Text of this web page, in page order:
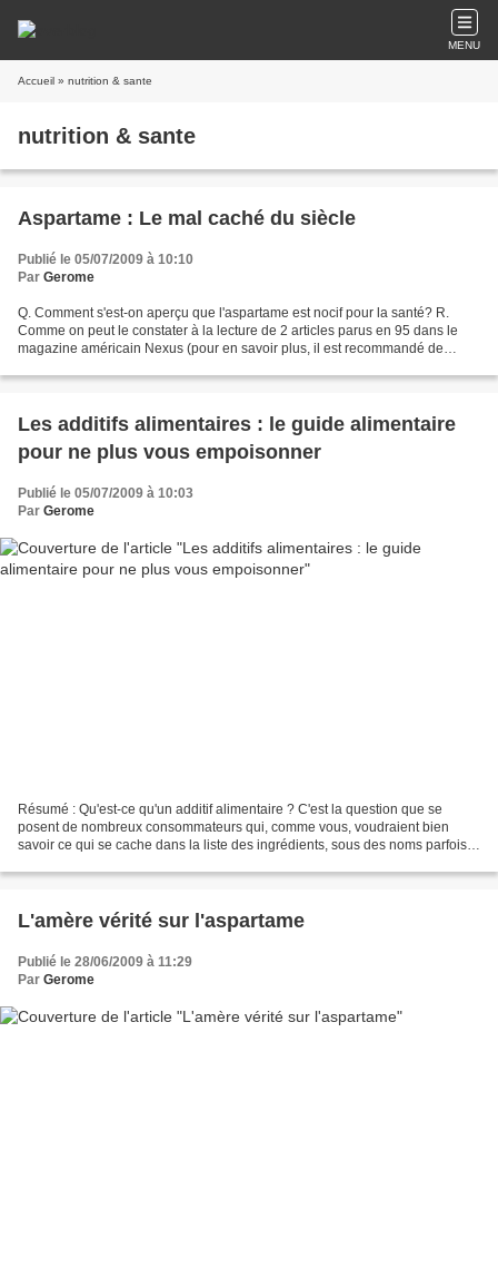
MENU
Accueil » nutrition & sante
nutrition & sante
Aspartame : Le mal caché du siècle
Publié le 05/07/2009 à 10:10
Par Gerome
Q. Comment s'est-on aperçu que l'aspartame est nocif pour la santé? R.
Comme on peut le constater à la lecture de 2 articles parus en 95 dans le
magazine américain Nexus (pour en savoir plus, il est recommandé de
Les additifs alimentaires : le guide alimentaire
pour ne plus vous empoisonner
Publié le 05/07/2009 à 10:03
Par Gerome
Résumé : Qu'est-ce qu'un additif alimentaire ? C'est la question que se
posent de nombreux consommateurs qui, comme vous, voudraient bien
savoir ce qui se cache dans la liste des ingrédients, sous des noms parfois
L'amère vérité sur l'aspartame
Publié le 28/06/2009 à 11:29
Par Gerome